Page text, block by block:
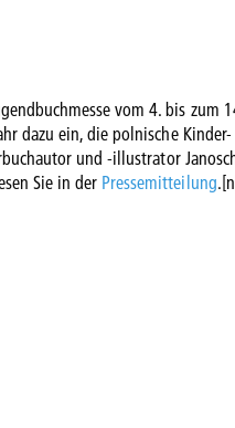
vom 4. bis zum
dazu ein, die polnische
und -illustrator
Sie in der Pressemitteilung